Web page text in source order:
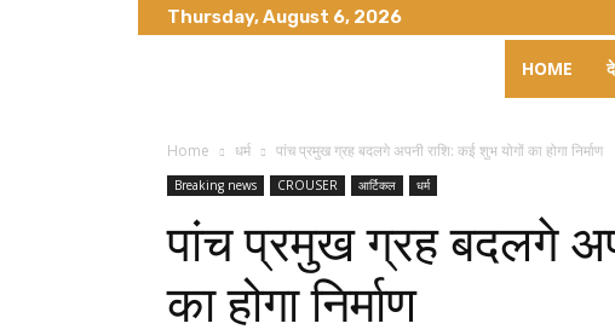
Thursday, August 6, 2026
HOME
Home धर्म पांच प्रमुख ग्रह बदलगे अपनी राशि: कई शुभ योगों का होगा निर्माण
Breaking news CROUSER आर्टिकल धर्म
पांच प्रमुख ग्रह बदलगे
का होगा निर्माण